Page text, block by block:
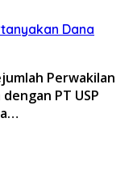
Dana
Perwakilan
PT USP